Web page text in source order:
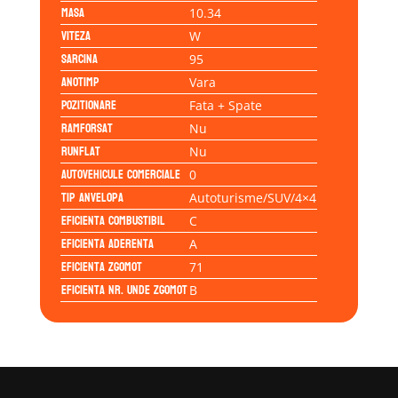
Masa 10.34
Viteza W
Sarcina 95
Anotimp Vara
Pozitionare Fata + Spate
Ramforsat Nu
Runflat Nu
Autovehicule comerciale 0
Tip anvelopa Autoturisme/SUV/4×4
Eficienta Combustibil C
Eficienta Aderenta A
Eficienta Zgomot 71
Eficienta Nr. Unde ZgomotB